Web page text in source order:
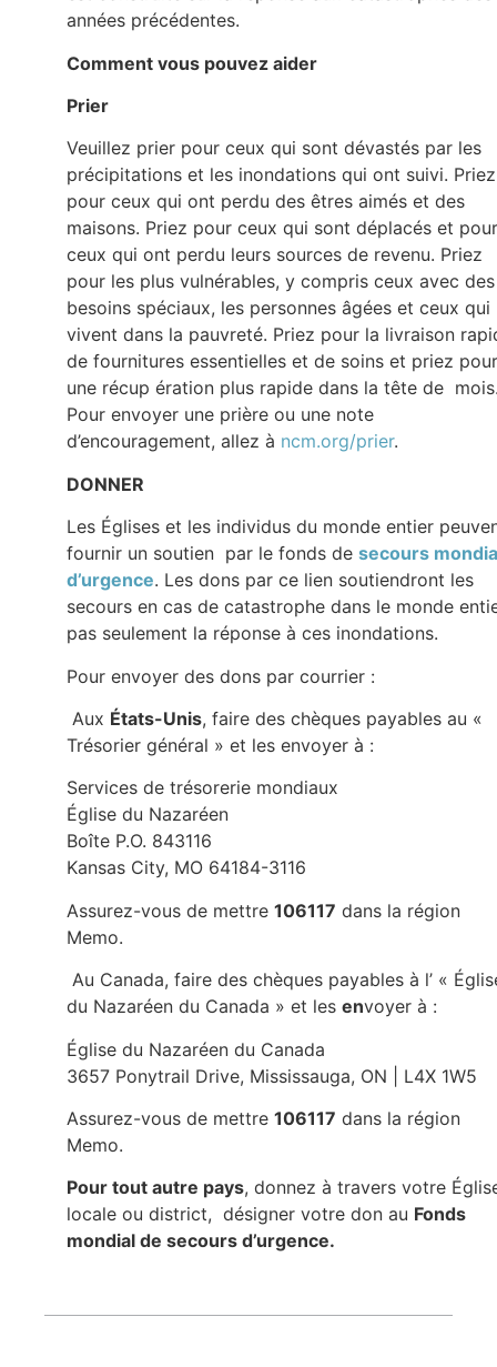
années précédentes.
Comment vous pouvez aider
Prier
Veuillez prier pour ceux qui sont dévastés par les
précipitations et les inondations qui ont suivi. Priez
pour ceux qui ont perdu des êtres aimés et des
maisons. Priez pour ceux qui sont déplacés et pour
ceux qui ont perdu leurs sources de revenu. Priez
pour les plus vulnérables, y compris ceux avec des
besoins spéciaux, les personnes âgées et ceux qui
vivent dans la pauvreté. Priez pour la livraison
de fournitures essentielles et de soins et priez pour
une récup ération plus rapide dans la tête de
Pour envoyer une prière ou une note
d’encouragement, allez à ncm.org/prier.
DONNER
Les Églises et les individus du monde entier
fournir un soutien par le fonds de secours
d’urgence. Les dons par ce lien soutiendront les
secours en cas de catastrophe dans le monde
pas seulement la réponse à ces inondations.
Pour envoyer des dons par courrier :
Aux États-Unis, faire des chèques payables au «
Trésorier général » et les envoyer à :
Services de trésorerie mondiaux
Église du Nazaréen
Boîte P.O. 843116
Kansas City, MO 64184-3116
Assurez-vous de mettre 106117 dans la région
Memo.
Au Canada, faire des chèques payables à l’ «
du Nazaréen du Canada » et les envoyer à :
Église du Nazaréen du Canada
3657 Ponytrail Drive, Mississauga, ON | L4X 1W5
Assurez-vous de mettre 106117 dans la région
Memo.
Pour tout autre pays, donnez à travers votre
locale ou district, désigner votre don au Fonds
mondial de secours d’urgence.